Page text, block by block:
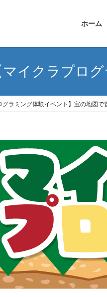
ホーム
マイクラプロ
グラミング体験イベント】宝の地図で